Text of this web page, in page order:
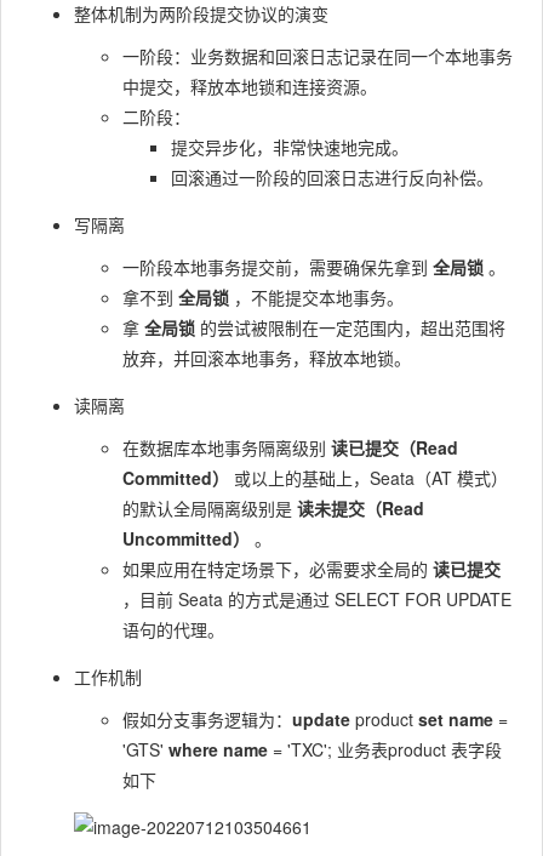
整体机制为两阶段提交协议的演变
一阶段：业务数据和回滚日志记录在同一个本地事务
中提交，释放本地锁和连接资源。
二阶段：
提交异步化，非常快速地完成。
回滚通过一阶段的回滚日志进行反向补偿。
写隔离
一阶段本地事务提交前，需要确保先拿到 全局锁 。
拿不到 全局锁 ，不能提交本地事务。
拿 全局锁 的尝试被限制在一定范围内，超出范围将
放弃，并回滚本地事务，释放本地锁。
读隔离
在数据库本地事务隔离级别 读已提交（Read
Committed）
或以上的基础上，Seata（AT 模式）
的默认全局隔离级别是 读未提交（Read
Uncommitted）
。
如果应用在特定场景下，必需要求全局的 读已提交
，目前 Seata 的方式是通过 SELECT FOR UPDATE
语句的代理。
工作机制
假如分支事务逻辑为： update product set name =
'GTS' where name = 'TXC'; 业务表product 表字段
如下